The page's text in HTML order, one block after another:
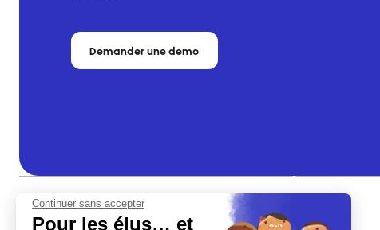
Demander une demo
Continuer sans accepter
Pour les élus… et